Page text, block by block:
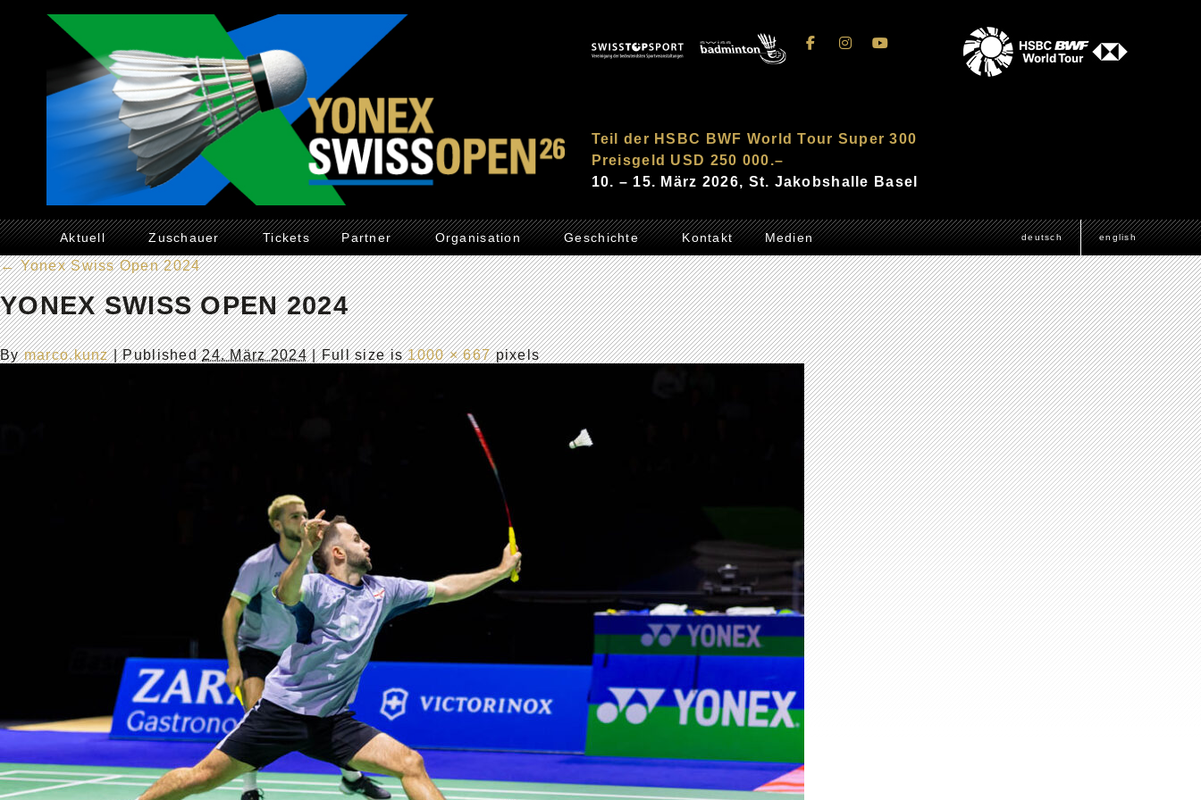
Teil der HSBC BWF World Tour Super 300
Preisgeld USD 250 000.–
10. – 15. März 2026, St. Jakobshalle Basel
Aktuell Zuschauer Tickets Partner Organisation Geschichte Kontakt Medien deutsch english
←Yonex Swiss Open 2024
YONEX SWISS OPEN 2024
Bymarco.kunz |Published24. März 2024| Full size is1000 × 667pixels